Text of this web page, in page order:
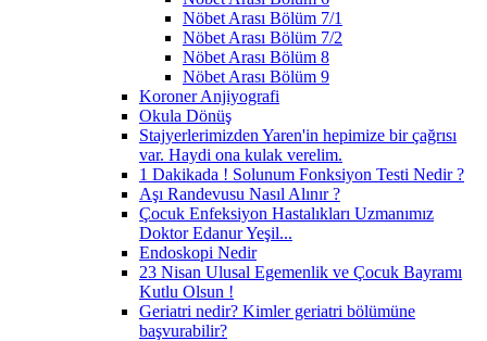
Nöbet Arası Bölüm 7/1
Nöbet Arası Bölüm 7/2
Nöbet Arası Bölüm 8
Nöbet Arası Bölüm 9
Koroner Anjiyografi
Okula Dönüş
Stajyerlerimizden Yaren'in hepimize bir çağrısı
var. Haydi ona kulak verelim.
1 Dakikada ! Solunum Fonksiyon Testi Nedir ?
Aşı Randevusu Nasıl Alınır ?
Çocuk Enfeksiyon Hastalıkları Uzmanımız
Doktor Edanur Yeşil...
Endoskopi Nedir
23 Nisan Ulusal Egemenlik ve Çocuk Bayramı
Kutlu Olsun !
Geriatri nedir? Kimler geriatri bölümüne
başvurabilir?